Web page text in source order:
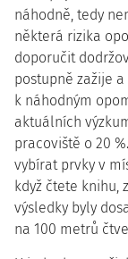
náhodně, tedy
některá rizika
doporučit
postupně zažije
k náhodným
aktuálních
pracoviště o 20
vybírat prvky v
když čtete knihu,
výsledky byly
na 100 metrů